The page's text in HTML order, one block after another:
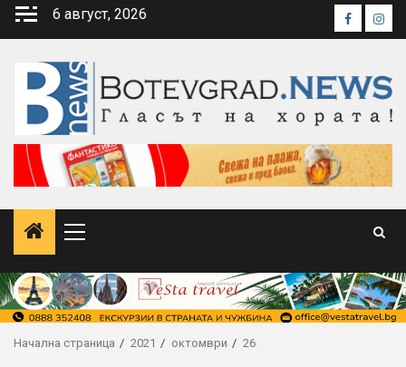
Skip
6 август, 2026 Facebook
Primary
Начална страница 2021 октомври 26